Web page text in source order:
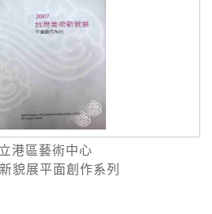
港區藝術中心
貌展平面創作系列